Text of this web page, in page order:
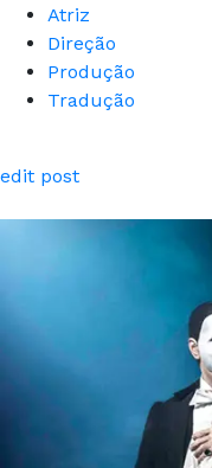
Atriz
Direção
Produção
Tradução
edit post